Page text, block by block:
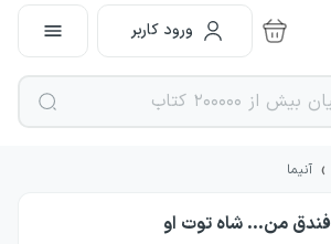
ورود کاربر
› آنیما
فندق من… شاه توت او